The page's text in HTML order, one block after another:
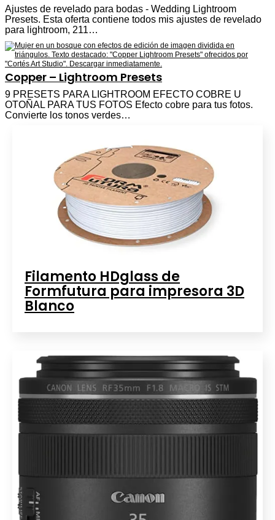
Ajustes de revelado para bodas - Wedding Lightroom
Presets. Esta oferta contiene todos mis ajustes de revelado
para lightroom, 211…
Copper – Lightroom Presets
9 PRESETS PARA LIGHTROOM EFECTO COBRE U
OTOÑAL PARA TUS FOTOS Efecto cobre para tus fotos.
Convierte los tonos verdes…
Filamento HDglass de
Formfutura para impresora 3D
Blanco